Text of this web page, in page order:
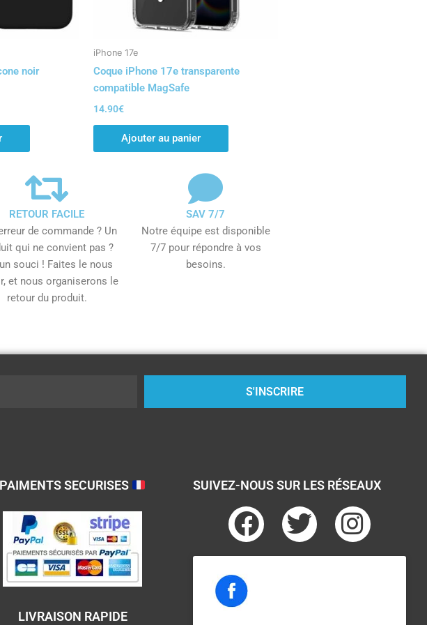
noir
iPhone 17e
Coque iPhone 17e transparente
compatible MagSafe
14.90€
Ajouter au panier
RETOUR FACILE
de commande ? Un
qui ne convient pas ?
souci ! Faites le nous
et nous organiserons le
retour du produit.
SAV 7/7
Notre équipe est disponible
7/7 pour répondre à vos
besoins.
S'INSCRIRE
PAIMENTS SECURISES
LIVRAISON RAPIDE
SUIVEZ-NOUS SUR LES RÉSEAUX
F
a
e
T
w
I
n